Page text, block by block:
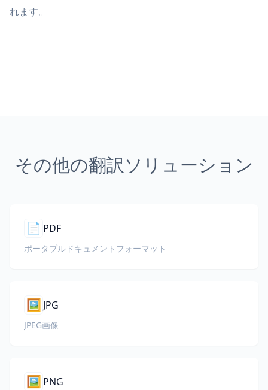
れます。
その他の翻訳ソリューション
📄 PDF
ポータブルドキュメントフォーマット
🖼️ JPG
JPEG画像
🖼️ PNG